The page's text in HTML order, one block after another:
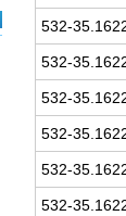
532-
532-
532-
532-
532-
532-